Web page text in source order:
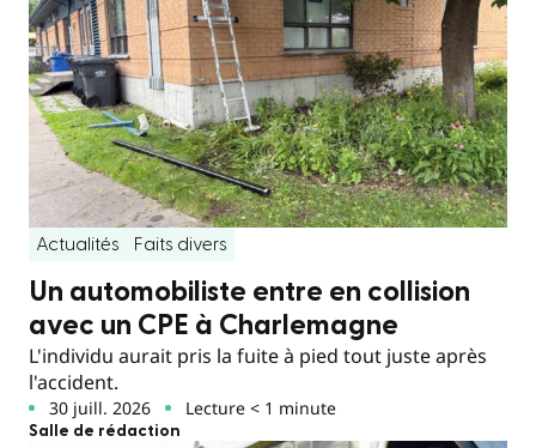
Actualités Faits divers
Un automobiliste entre en collision
avec un CPE à Charlemagne
L'individu aurait pris la fuite à pied tout juste après
l'accident.
30 juill. 2026 Lecture < 1 minute
Salle de rédaction